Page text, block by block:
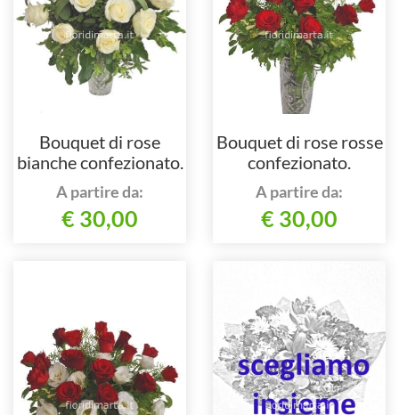
Bouquet di rose
bianche confezionato.
A partire da:
€ 30,00
Bouquet di rose rosse
confezionato.
A partire da:
€ 30,00